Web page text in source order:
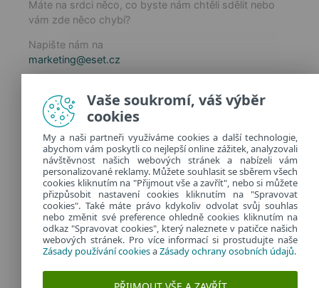
Máte na srdci něco, co byste nám chtěli sdělit nebo
vám zde něco chybí?
Napište nám na
marketing@eset.cz
Zásady ochrany osobních údajů
Spravovat cookies
Provozuje:
ESET software spol. s r.o.
Classic 7 Business Park, Jankovcova 1037/49
170 00 Praha 7, Česká republika
IČ: 26467593
Vaše soukromí, váš výběr
cookies
My a naši partneři využíváme cookies a další technologie,
abychom vám poskytli co nejlepší online zážitek, analyzovali
návštěvnost našich webových stránek a nabízeli vám
personalizované reklamy. Můžete souhlasit se sběrem všech
cookies kliknutím na "Přijmout vše a zavřít", nebo si můžete
přizpůsobit nastavení cookies kliknutím na "Spravovat
cookies". Také máte právo kdykoliv odvolat svůj souhlas
nebo změnit své preference ohledně cookies kliknutím na
odkaz "Spravovat cookies", který naleznete v patičce našich
webových stránek. Pro více informací si prostudujte naše
Zásady používání cookiesaZásady ochrany osobních údajů.